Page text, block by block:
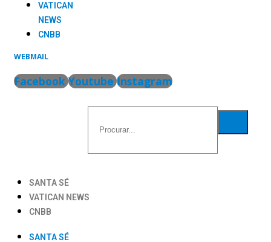
VATICAN
NEWS
CNBB
WEBMAIL
Facebook Youtube Instagram
SANTA SÉ
VATICAN NEWS
CNBB
SANTA SÉ